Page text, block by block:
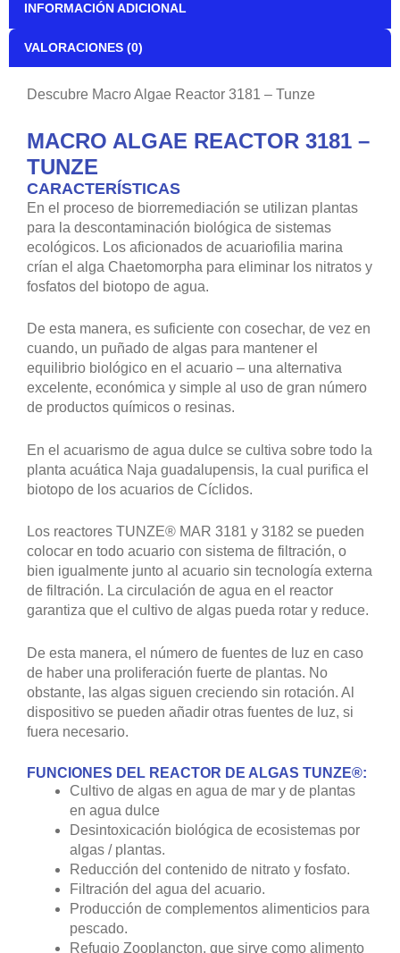
INFORMACIÓN ADICIONAL
VALORACIONES (0)
Descubre Macro Algae Reactor 3181 – Tunze
MACRO ALGAE REACTOR 3181 –
TUNZE
CARACTERÍSTICAS
En el proceso de biorremediación se utilizan plantas
para la descontaminación biológica de sistemas
ecológicos. Los aficionados de acuariofilia marina
crían el alga Chaetomorpha para eliminar los nitratos y
fosfatos del biotopo de agua.
De esta manera, es suficiente con cosechar, de vez en
cuando, un puñado de algas para mantener el
equilibrio biológico en el acuario – una alternativa
excelente, económica y simple al uso de gran número
de productos químicos o resinas.
En el acuarismo de agua dulce se cultiva sobre todo la
planta acuática Naja guadalupensis, la cual purifica el
biotopo de los acuarios de Cíclidos.
Los reactores TUNZE® MAR 3181 y 3182 se pueden
colocar en todo acuario con sistema de filtración, o
bien igualmente junto al acuario sin tecnología externa
de filtración. La circulación de agua en el reactor
garantiza que el cultivo de algas pueda rotar y reduce.
De esta manera, el número de fuentes de luz en caso
de haber una proliferación fuerte de plantas. No
obstante, las algas siguen creciendo sin rotación. Al
dispositivo se pueden añadir otras fuentes de luz, si
fuera necesario.
FUNCIONES DEL REACTOR DE ALGAS TUNZE®:
Cultivo de algas en agua de mar y de plantas
en agua dulce
Desintoxicación biológica de ecosistemas por
algas / plantas.
Reducción del contenido de nitrato y fosfato.
Filtración del agua del acuario.
Producción de complementos alimenticios para
pescado.
Refugio Zooplancton, que sirve como alimento